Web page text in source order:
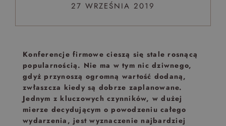
27 WRZEŚNIA 2019
Konferencje firmowe cieszą się stale rosnącą
popularnością. Nie ma w tym nic dziwnego,
gdyż przynoszą ogromną wartość dodaną,
zwłaszcza kiedy są dobrze zaplanowane.
Jednym z kluczowych czynników, w dużej
mierze decydującym o powodzeniu całego
wydarzenia, jest wyznaczenie najbardziej